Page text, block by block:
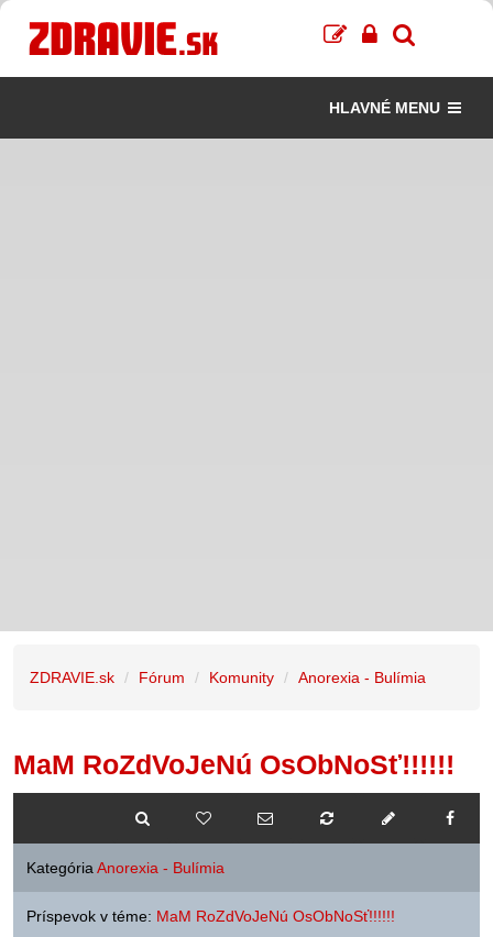
HLAVNÉ MENU
ZDRAVIE.sk Fórum Komunity Anorexia - Bulímia
MaM RoZdVoJeNú OsObNoSť!!!!!!
Kategória Anorexia - Bulímia
Príspevok v téme: MaM RoZdVoJeNú OsObNoSť!!!!!!